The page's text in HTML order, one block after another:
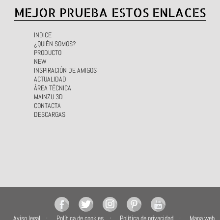
MEJOR PRUEBA ESTOS ENLACES
INDICE
¿QUIÉN SOMOS?
PRODUCTO
NEW
INSPIRACIÓN DE AMIGOS
ACTUALIDAD
ÁREA TÉCNICA
MAINZU 3D
CONTACTA
DESCARGAS
Aviso legal Política de cookies Política de privacidad Mapa web